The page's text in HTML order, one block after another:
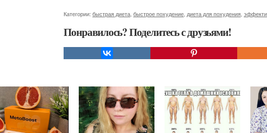
Категории: быстрая диета быстрое похудение диета для похудения
Понравилось? Поделитесь с друзьями!